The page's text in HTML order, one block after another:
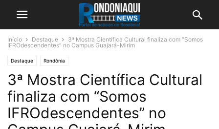
Início Destaque
3ª Mostra Científica Cultural finaliza com “Somos
IFROdescendentes” no Campus Guajará-Mirim
Destaque Rondônia
3ª Mostra Científica Cultural
finaliza com “Somos
IFROdescendentes” no